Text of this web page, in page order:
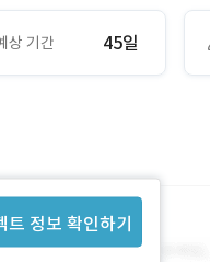
상 기간 45일
트 정보 확인하기